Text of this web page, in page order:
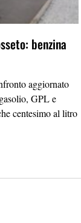
benzina
aggiornato
GPL e
centesimo al litro